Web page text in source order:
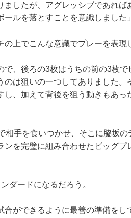
ましたが、アグレッシブであれば
ルを落とすことを意識しました」
上でこんな意識でプレーを表現
で、後ろの3枚はうちの前の3枚で
は狙いの一つしてありました。
、加えて背後を狙う動きもあっ
手を食いつかせ、そこに脇坂の
を完璧に組み合わせたビッグプ
ダードになるだろう。
合ができるように最善の準備をし